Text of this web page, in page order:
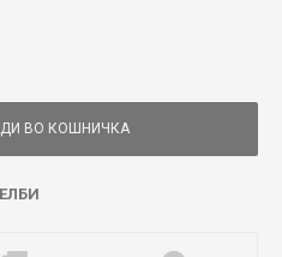
ВО КОШНИЧКА